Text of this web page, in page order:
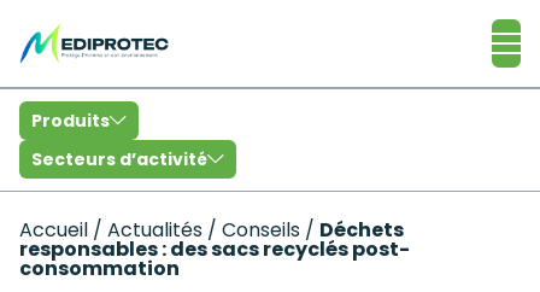
Secteurs d’activité
Produits
Accueil / Actualités / Conseils / Déchets
responsables : des sacs recyclés post-
consommation